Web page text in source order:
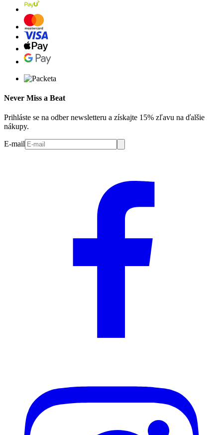
Never Miss a Beat
Prihláste se na odber newsletteru a získajte 15% zľavu na ďalšie
nákupy.
E-mail